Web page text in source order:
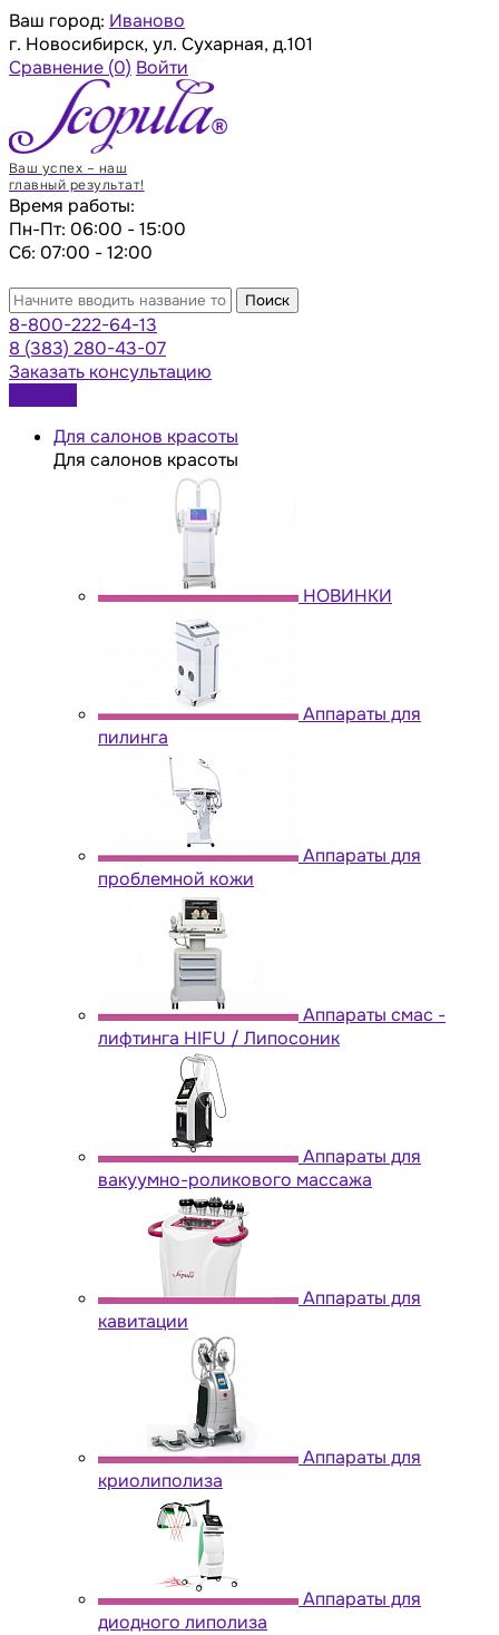
Ваш город: Иваново
г. Новосибирск, ул. Сухарная, д.101
Сравнение (0) Войти
Ваш успех – наш
главный результат!
Время работы:
Пн-Пт: 06:00 - 15:00
Сб: 07:00 - 12:00
Поиск
8-800-222-64-13
8 (383) 280-43-07
Заказать консультацию
Для салонов красоты
Для салонов красоты
НОВИНКИ
Аппараты для
пилинга
Аппараты для
проблемной кожи
Аппараты cмас -
лифтинга HIFU / Липосоник
Аппараты для
вакуумно-роликового массажа
Аппараты для
кавитации
Аппараты для
криолиполиза
Аппараты для
диодного липолиза